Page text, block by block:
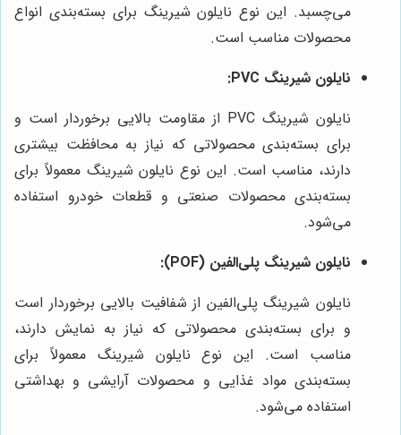
می‌چسبد. این نوع نایلون شیرینگ برای بسته‌بندی انواع
محصولات مناسب است.
نایلون شیرینگ PVC:
نایلون شیرینگ PVC از مقاومت بالایی برخوردار است و
برای بسته‌بندی محصولاتی که نیاز به محافظت بیشتری
دارند، مناسب است. این نوع نایلون شیرینگ معمولاً برای
بسته‌بندی محصولات صنعتی و قطعات خودرو استفاده
می‌شود.
نایلون شیرینگ پلی‌الفین (POF):
نایلون شیرینگ پلی‌الفین از شفافیت بالایی برخوردار است
و برای بسته‌بندی محصولاتی که نیاز به نمایش دارند،
مناسب است. این نوع نایلون شیرینگ معمولاً برای
بسته‌بندی مواد غذایی و محصولات آرایشی و بهداشتی
استفاده می‌شود.